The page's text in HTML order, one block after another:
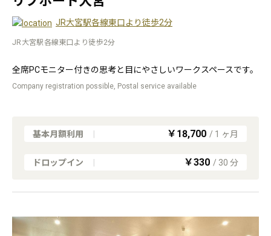
JR大宮駅各線東口より徒歩2分
JR大宮駅各線東口より徒歩2分
全席PCモニター付きの思考と目にやさしいワークスペースです。
Company registration possible, Postal service available
基本月額利用 ￥18,700 / 1 ヶ月
ドロップイン ￥330 / 30 分